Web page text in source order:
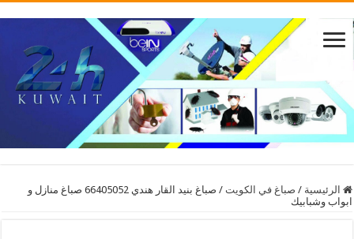
الرئيسية / صباغ في الكويت /
صباغ بنيد القار هندي 66405052 صباغ منازل و
ابواب وشبابيك